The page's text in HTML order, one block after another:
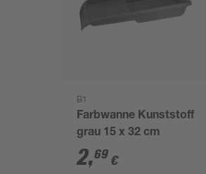
B1
Farbwanne Kunststoff
grau 15 x 32 cm
2,69 €